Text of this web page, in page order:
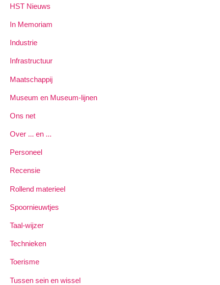
HST Nieuws
In Memoriam
Industrie
Infrastructuur
Maatschappij
Museum en Museum-lijnen
Ons net
Over ... en ...
Personeel
Recensie
Rollend materieel
Spoornieuwtjes
Taal-wijzer
Technieken
Toerisme
Tussen sein en wissel